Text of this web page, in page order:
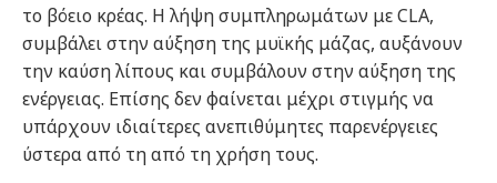
το βόειο κρέας. Η λήψη συμπληρωμάτων με CLA,
συμβάλει στην αύξηση της μυϊκής μάζας, αυξάνουν
την καύση λίπους και συμβάλουν στην αύξηση της
ενέργειας. Επίσης δεν φαίνεται μέχρι στιγμής να
υπάρχουν ιδιαίτερες ανεπιθύμητες παρενέργειες
ύστερα από τη από τη χρήση τους.